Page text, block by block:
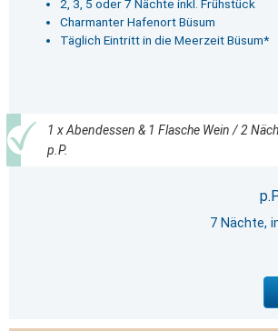
2, 3, 5 oder 7 Nächte inkl. Frühstück
Charmanter Hafenort Büsum
Täglich Eintritt in die Meerzeit Büsum*
1 x Abendessen & 1 Flasche Wein / 2
p.P.
7 Nächte,